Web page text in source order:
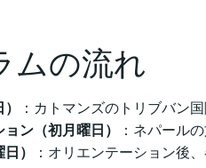
ムの流れ
：カトマンズのトリブバン
ン（初月曜日）
：ネパール
）
：オリエンテーション後